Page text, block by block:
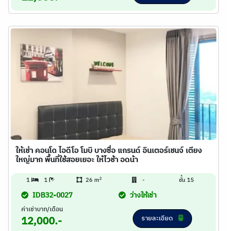
ให้เช่า คอนโด ไอดีโอ โมบิ บางซื่อ แกรนด์ อินเตอร์เชนจ์ เตียง
ใหญ่มาก พื้นที่ใช้สอยเยอะ ให้ไวช้า อดน้า
1 1 26 m2 - ชั้น 15
IDB32-0027 ว่างให้เช่า
ค่าเช่าบาท/เดือน
12,000.- รายละเอียด